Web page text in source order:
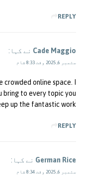
REPLY
Cade Maggio نے کہا:
ستمبر 6, 2025 وقت 8:33 شام
online space. I
bring to every topic you
up the fantastic work!
REPLY
German Rice نے کہا:
ستمبر 6, 2025 وقت 8:34 شام